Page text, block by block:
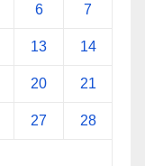
6 7
13 14
20 21
27 28